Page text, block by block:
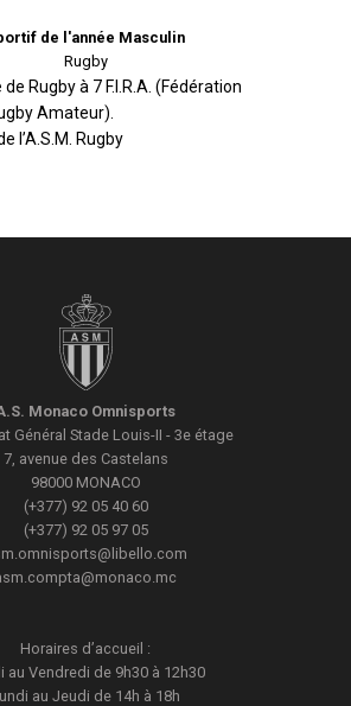
de l'année Masculin
Rugby
Rugby à 7 F.I.R.A. (Fédération
Amateur).
l’A.S.M. Rugby
Monaco Omnisports
Général Stade Louis-II - 3e étage
7, avenue des Castelans
98000 MONACO
(+377) 92 05 40 60
(+377) 92 05 97 05
Horaires d’accueil :
au Vendredi de 9h30 à 12h30
au Jeudi de 14h à 18h